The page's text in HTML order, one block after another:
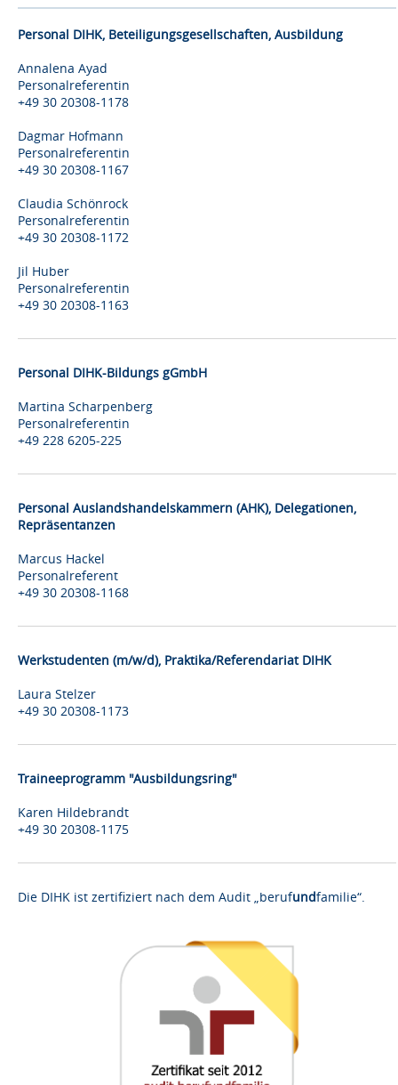
Personal DIHK, Beteiligungsgesellschaften, Ausbildung
Annalena Ayad
Personalreferentin
+49 30 20308-1178
Dagmar Hofmann
Personalreferentin
+49 30 20308-1167
Claudia Schönrock
Personalreferentin
+49 30 20308-1172
Jil Huber
Personalreferentin
+49 30 20308-1163
Personal DIHK-Bildungs gGmbH
Martina Scharpenberg
Personalreferentin
+49 228 6205-225
Personal Auslandshandelskammern (AHK), Delegationen,
Repräsentanzen
Marcus Hackel
Personalreferent
+49 30 20308-1168
Werkstudenten (m/w/d), Praktika/Referendariat DIHK
Laura Stelzer
+49 30 20308-1173
Traineeprogramm "Ausbildungsring"
Karen Hildebrandt
+49 30 20308-1175
Die DIHK ist zertifiziert nach dem Audit „berufundfamilie“.